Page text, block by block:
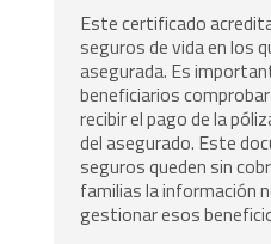
Este certificado
seguros de vida en los
asegurada. Es
beneficiarios
recibir el pago de la
del asegurado. Este
seguros queden sin
familias la información
gestionar esos